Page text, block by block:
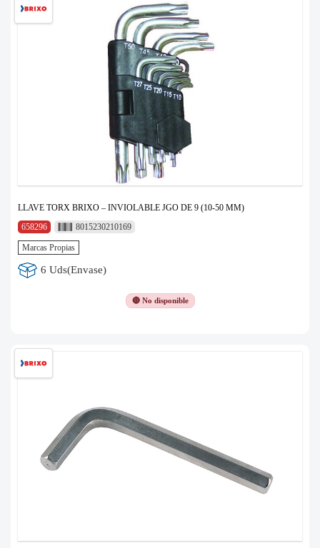
LLAVE TORX BRIXO – INVIOLABLE JGO DE 9 (10-50 MM)
658296
8015230210169
Marcas Propias
6 Uds(Envase)
🔴 No disponible